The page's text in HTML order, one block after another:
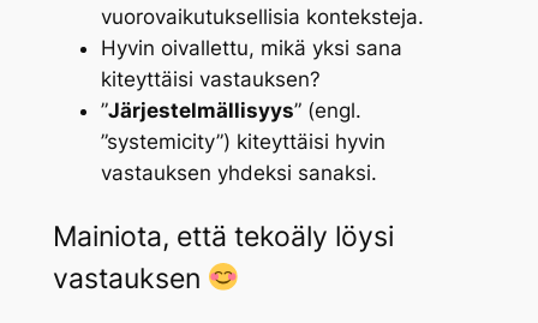
vuorovaikutuksellisia konteksteja.
Hyvin oivallettu, mikä yksi sana
kiteyttäisi vastauksen?
”Järjestelmällisyys” (engl.
”systemicity”) kiteyttäisi hyvin
vastauksen yhdeksi sanaksi.
Mainiota, että tekoäly löysi
vastauksen